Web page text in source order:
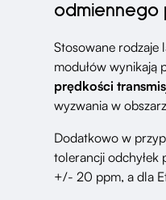
odmiennego
Stosowane rodzaje
modułów wynikają
prędkości
wyzwania w
Dodatkowo w
tolerancji odchyłek
+/- 20 ppm, a dla